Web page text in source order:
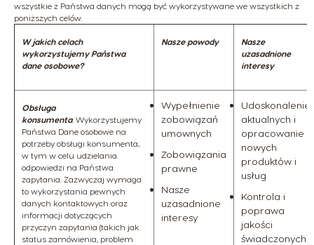
wszystkie z Państwa danych mogą być wykorzystywane we wszystkich z
poniższych celów.
W jakich celach
wykorzystujemy Państwa
dane osobowe?
Nasze powody
Nasze
uzasadnione
interesy
Obsługa
konsumenta. Wykorzystujemy
Państwa Dane osobowe na
potrzeby obsługi konsumenta,
w tym w celu udzielania
odpowiedzi na Państwa
zapytania. Zazwyczaj wymaga
to wykorzystania pewnych
danych kontaktowych oraz
informacji dotyczących
przyczyn zapytania (takich jak
status zamówienia, problem
Wypełnienie
zobowiązań
umownych
Zobowiązania
prawne
Nasze
uzasadnione
interesy
Udoskonalenie
aktualnych i
opracowanie
nowych
produktów i
usług
Kontrola i
poprawa
jakości
świadczonych